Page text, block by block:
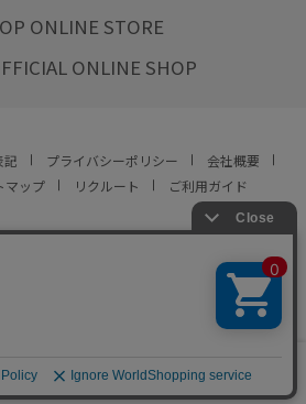
ONLINE STORE
ONLINE SHOP
記 プライバシーポリシー
会社概要
マップ リクルート ご利用ガイド
ALL RIGHTS RESERVED.